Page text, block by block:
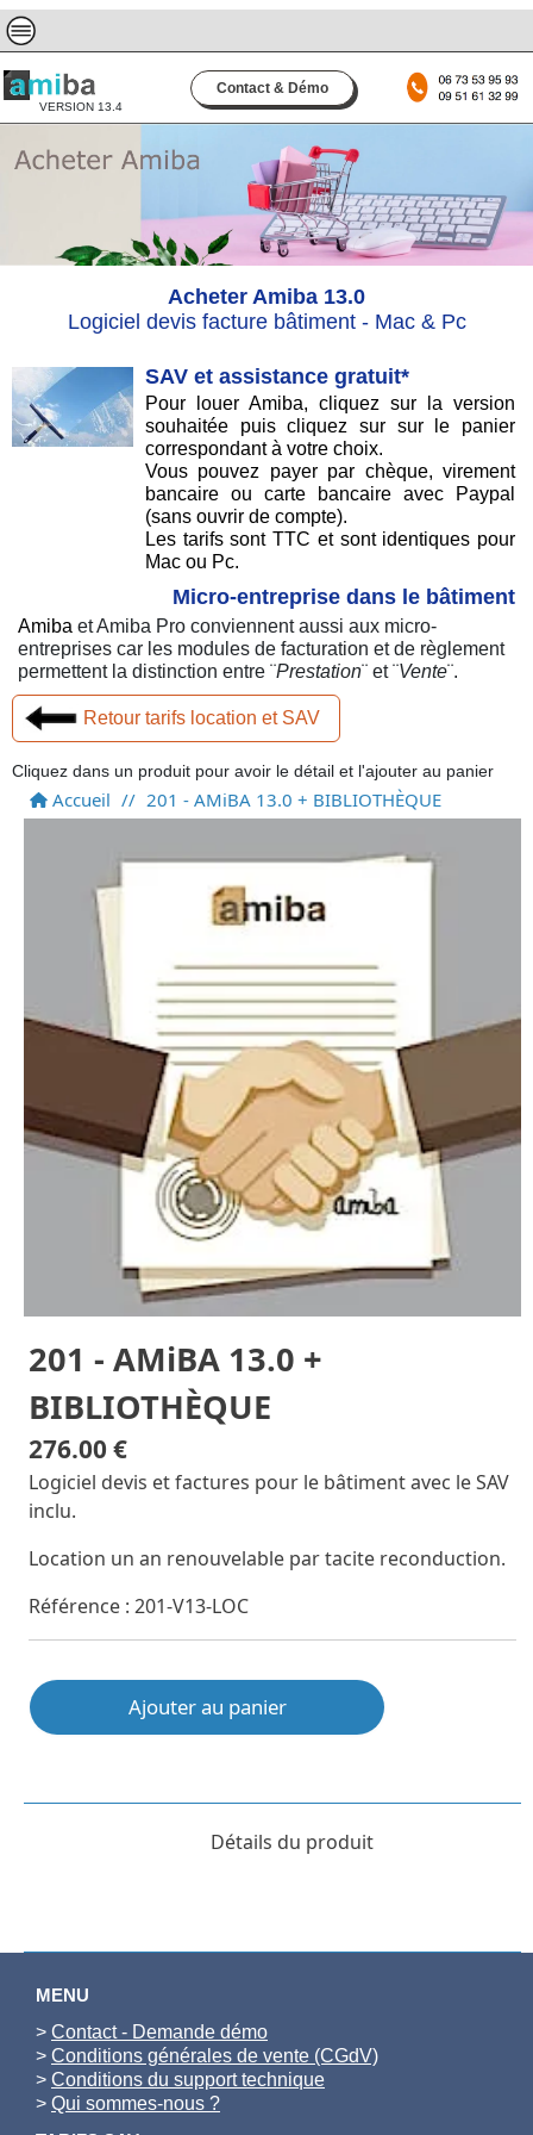
VERSION 13.4
Contact & Démo
Acheter Amiba 13.0
Logiciel devis facture bâtiment - Mac & Pc
SAV et assistance gratuit*
Pour louer Amiba, cliquez sur la version
souhaitée puis cliquez sur sur le panier
correspondant à votre choix.
Vous pouvez payer par chèque, virement
bancaire ou carte bancaire avec Paypal
(sans ouvrir de compte).
Les tarifs sont TTC et sont identiques pour
Mac ou Pc.
Micro-entreprise dans le bâtiment
Amiba et Amiba Pro conviennent aussi aux micro-
entreprises car les modules de facturation et de règlement
permettent la distinction entre ¨Prestation¨ et ¨Vente¨.
Retour tarifs location et SAV
Cliquez dans un produit pour avoir le détail et l'ajouter au panier
Accueil // 201 - AMiBA 13.0 + BIBLIOTHÈQUE
201 - AMiBA 13.0 +
BIBLIOTHÈQUE
276.00 €
Logiciel devis et factures pour le bâtiment avec le SAV
inclu.
Location un an renouvelable par tacite reconduction.
Référence : 201-V13-LOC
Ajouter au panier
Détails du produit
MENU
> Contact - Demande démo
> Conditions générales de vente (CGdV)
> Conditions du support technique
> Qui sommes-nous ?